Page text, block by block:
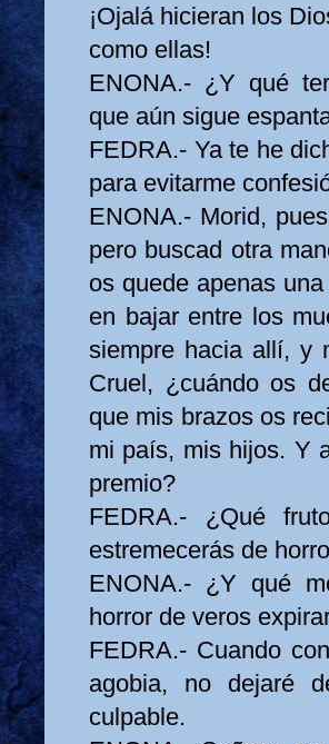
¡Ojalá hicieran los
como ellas!
ENONA.- ¿Y qué
que aún sigue
FEDRA.- Ya te he
para evitarme
ENONA.- Morid,
pero buscad otra
os quede apenas
en bajar entre los
siempre hacia allí, y
Cruel, ¿cuándo os
que mis brazos os
mi país, mis hijos. Y
premio?
FEDRA.- ¿Qué
estremecerás de
ENONA.- ¿Y qué
horror de veros
FEDRA.- Cuando
agobia, no dejaré
culpable.